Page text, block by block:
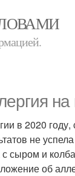
на
в 2020 году,
не
сыром и
об